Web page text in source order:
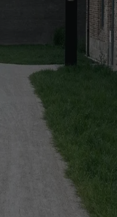
quotidiana dei suoi abitanti
intere comunità di edilizia pubblica
e materia coincidono
MILANO - ITALY